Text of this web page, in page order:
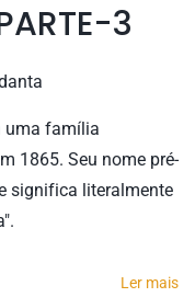
3
uma família
1865. Seu nome pré-
significa literalmente
Ler mais